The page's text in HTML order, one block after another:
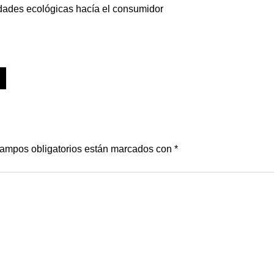
ecológicas hacía el consumidor
obligatorios están marcados con *